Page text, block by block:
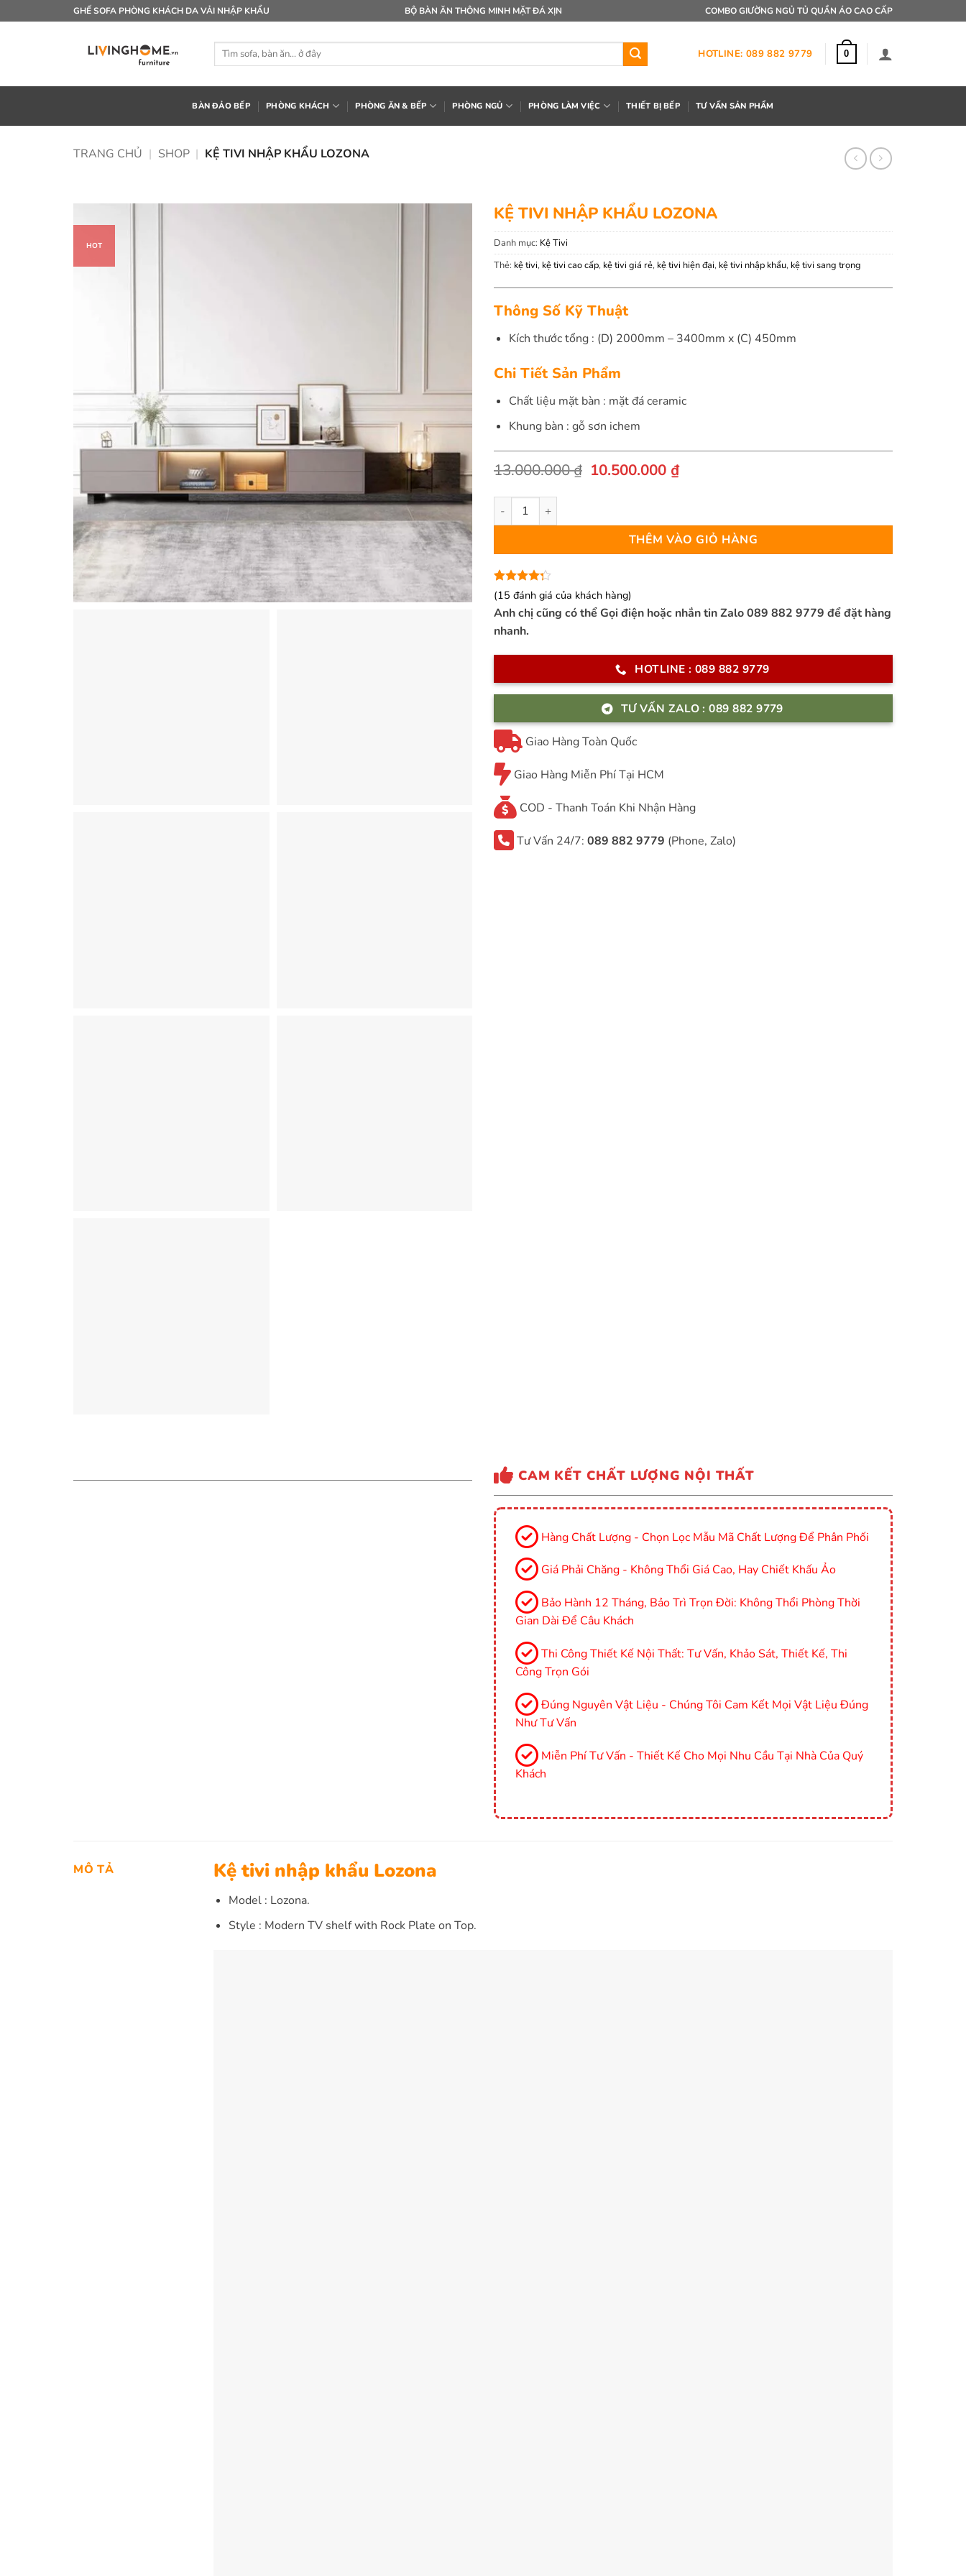
qua
GHẾ SOFA PHÒNG KHÁCH DA VẢI NHẬP KHẨU BỘ BÀN ĂN THÔNG MINH MẶT ĐÁ XỊN COMBO GIƯỜNG NGỦ TỦ QUẦN ÁO CAO CẤP
Tìm
HOTLINE: 089 882 9779 0
BÀN ĐẢO BẾP PHÒNG KHÁCH PHÒNG ĂN & BẾP PHÒNG NGỦ PHÒNG LÀM VIỆC THIẾT BỊ BẾP TƯ VẤN SẢN PHẨM
TRANG CHỦ | SHOP | KỆ TIVI NHẬP KHẨU LOZONA
HOT
KỆ TIVI NHẬP KHẨU LOZONA
Danh mục: Kệ Tivi
Thẻ: kệ tivi, kệ tivi cao cấp, kệ tivi giá rẻ, kệ tivi hiện đại, kệ tivi nhập khẩu, kệ tivi sang trọng
Thông Số Kỹ Thuật
Kích thước tổng : (D) 2000mm – 3400mm x (C) 450mm
Chi Tiết Sản Phẩm
Chất liệu mặt bàn : mặt đá ceramic
Khung bàn : gỗ sơn ichem
13.000.000₫ Giá
10.500.000 ₫Giá
10.500.000 ₫.
Kệ tivi nhập khẩu Lozona số lượng
THÊM VÀO GIỎ HÀNG
4.27 trên
5 dựa
trên
15
đánh
giá
(15 đánh giá của khách hàng)
Anh chị cũng có thể Gọi điện hoặc nhắn tin Zalo 089 882 9779 để đặt hàng
nhanh.
HOTLINE : 089 882 9779
TƯ VẤN ZALO : 089 882 9779
Giao Hàng Toàn Quốc
Giao Hàng Miễn Phí Tại HCM
COD - Thanh Toán Khi Nhận Hàng
Tư Vấn 24/7: 089 882 9779 (Phone, Zalo)
CAM KẾT CHẤT LƯỢNG NỘI THẤT
Hàng Chất Lượng - Chọn Lọc Mẫu Mã Chất Lượng Để Phân Phối
Giá Phải Chăng - Không Thổi Giá Cao, Hay Chiết Khấu Ảo
Bảo Hành 12 Tháng, Bảo Trì Trọn Đời: Không Thổi Phòng Thời
Gian Dài Để Câu Khách
Thi Công Thiết Kế Nội Thất: Tư Vấn, Khảo Sát, Thiết Kế, Thi
Công Trọn Gói
Đúng Nguyên Vật Liệu - Chúng Tôi Cam Kết Mọi Vật Liệu Đúng
Như Tư Vấn
Miễn Phí Tư Vấn - Thiết Kế Cho Mọi Nhu Cầu Tại Nhà Của Quý
Khách
MÔ TẢ Kệ tivi nhập khẩu Lozona
Model : Lozona.
Style : Modern TV shelf with Rock Plate on Top.